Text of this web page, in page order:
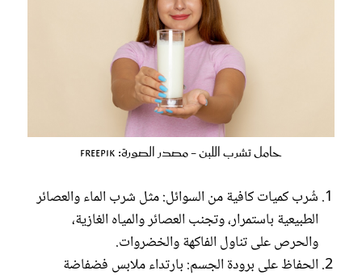
حامل تشرب اللبن - مصدر الصورة: Freepik
شُرب كميات كافية من السوائل: مثل شرب الماء والعصائر
الطبيعية باستمرار، وتجنب العصائر والمياه الغازية،
والحرص على تناول الفاكهة والخضروات.
الحفاظ على برودة الجسم: بارتداء ملابس فضفاضة